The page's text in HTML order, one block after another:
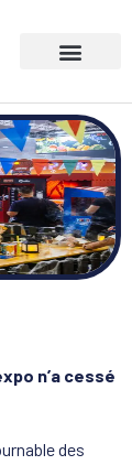
n’a cessé
des